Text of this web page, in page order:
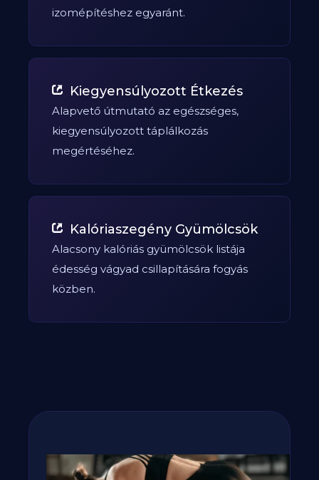
izomépítéshez egyaránt.
Kiegyensúlyozott Étkezés
Alapvető útmutató az egészséges,
kiegyensúlyozott táplálkozás
megértéséhez.
Kalóriaszegény Gyümölcsök
Alacsony kalóriás gyümölcsök listája
édesség vágyad csillapítására fogyás
közben.
Fogyj, izmosodj te is a